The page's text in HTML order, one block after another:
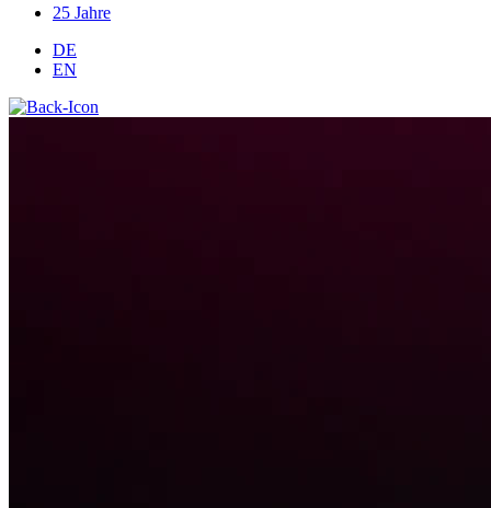
25 Jahre
DE
EN